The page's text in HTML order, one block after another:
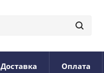
Доставка Оплата